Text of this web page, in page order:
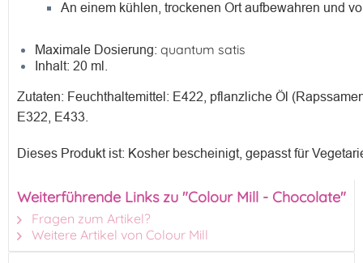
An einem kühlen, trockenen Ort aufbewahren und
Maximale Dosierung: quantum satis
Inhalt: 20 ml.
Zutaten: Feuchthaltemittel: E422, pflanzliche Öl
E322, E433.
Dieses Produkt ist: Kosher bescheinigt, gepasst für
Weiterführende Links zu "Colour Mill - Chocolate"
Fragen zum Artikel?
Weitere Artikel von Colour Mill